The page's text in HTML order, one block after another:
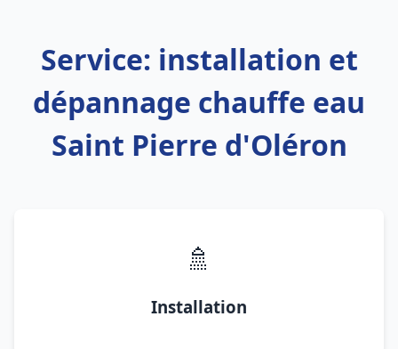
Service: installation et
dépannage chauffe eau
Saint Pierre d'Oléron
🚿
Installation